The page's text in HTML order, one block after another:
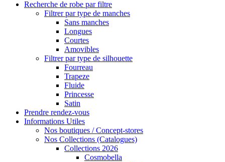
Recherche de robe par filtre
Filtrer par type de manches
Sans manches
Longues
Courtes
Amovibles
Filtrer par type de silhouette
Fourreau
Trapeze
Fluide
Princesse
Satin
Prendre rendez-vous
Informations Utiles
Nos boutiques / Concept-stores
Nos Collections (Catalogues)
Collections 2026
Cosmobella